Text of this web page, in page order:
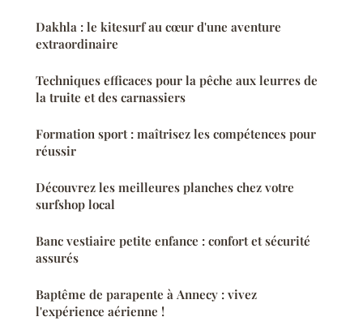
Dakhla : le kitesurf au cœur d'une aventure
extraordinaire
Techniques efficaces pour la pêche aux leurres de
la truite et des carnassiers
Formation sport : maîtrisez les compétences pour
réussir
Découvrez les meilleures planches chez votre
surfshop local
Banc vestiaire petite enfance : confort et sécurité
assurés
Baptême de parapente à Annecy : vivez
l'expérience aérienne !